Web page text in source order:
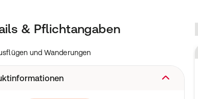
& Pflichtangaben
und Wanderungen